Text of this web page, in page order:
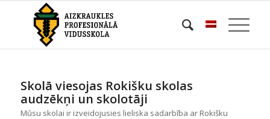
Skolā viesojas Rokišku skolas
audzēkņi un skolotāji
Mūsu skolai ir izveidojusies lieliska sadarbība ar Rokišku